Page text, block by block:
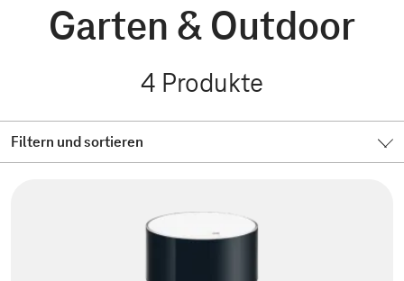
Garten & Outdoor
4 Produkte
Filtern und sortieren